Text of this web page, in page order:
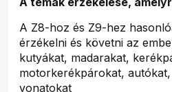
A Z8-hoz és Z9-hez
érzékelni és követni az
kutyákat, madarakat,
motorkerékpárokat,
vonatokat